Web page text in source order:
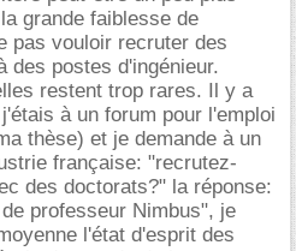
grande faiblesse de
pas vouloir recruter des
des postes d'ingénieur.
restent trop rares. Il y a
à un forum pour l'emploi
thèse) et je demande à un
française: "recrutez-
des doctorats?" la réponse:
professeur Nimbus", je
l'état d'esprit des